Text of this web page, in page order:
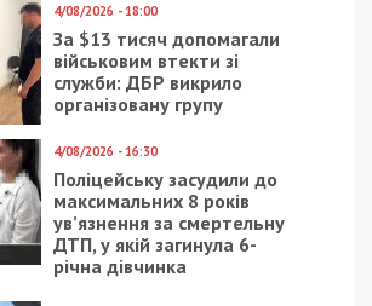
4/08/2026 - 18:00
За $13 тисяч допомагали
військовим втекти зі
служби: ДБР викрило
організовану групу
4/08/2026 - 16:30
Поліцейську засудили до
максимальних 8 років
ув’язнення за смертельну
ДТП, у якій загинула 6-
річна дівчинка